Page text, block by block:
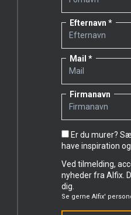
Efternavn
Mail
Firmanavn
Er du murer?
have inspiration
Ved tilmelding,
nyheder fra Alfix.
dig.
Se gerne Alfix'